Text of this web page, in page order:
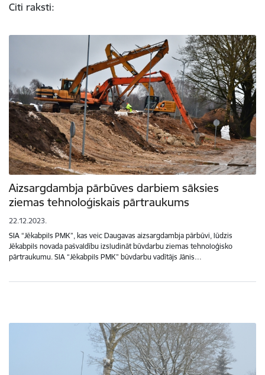
Citi raksti:
Aizsargdambja pārbūves darbiem sāksies
ziemas tehnoloģiskais pārtraukums
22.12.2023.
SIA “Jēkabpils PMK”, kas veic Daugavas aizsargdambja pārbūvi, lūdzis
Jēkabpils novada pašvaldību izsludināt būvdarbu ziemas tehnoloģisko
pārtraukumu. SIA “Jēkabpils PMK” būvdarbu vadītājs Jānis…